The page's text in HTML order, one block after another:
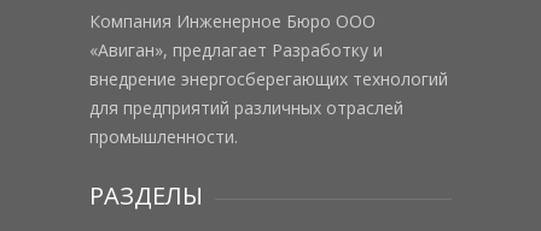
Компания Инженерное Бюро ООО
«Авиган», предлагает Разработку и
внедрение энергосберегающих технологий
для предприятий различных отраслей
промышленности.
РАЗДЕЛЫ